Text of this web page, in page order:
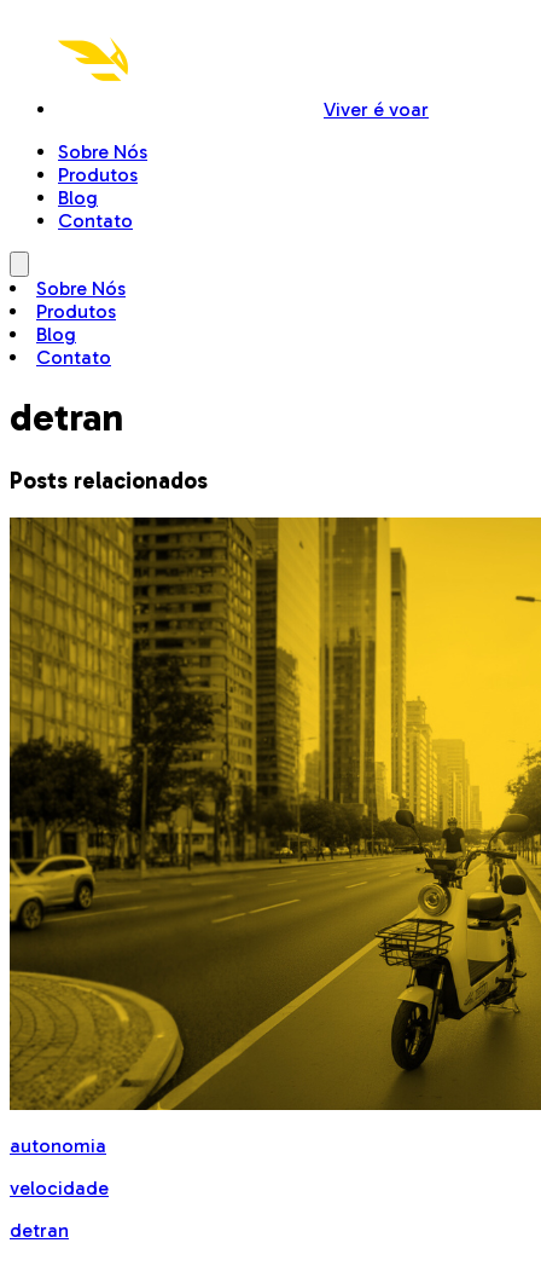
Viver é voar
Sobre Nós
Produtos
Blog
Contato
Sobre Nós
Produtos
Blog
Contato
detran
Posts relacionados
autonomia
velocidade
detran